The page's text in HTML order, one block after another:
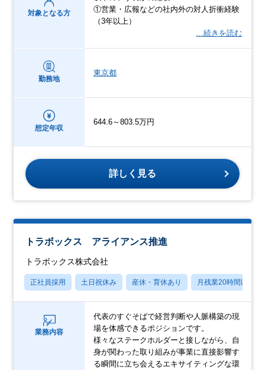
対象となる方
①営業・広報などの社内外の対人折衝経験
（3年以上）
…続きを読む
勤務地
東京都
想定年収
644.6～803.5万円
詳しく見る
トラボックス アライアンス推進
トラボックス株式会社
正社員採用 土日祝休み 産休・育休あり 月残業20時間以内
業務内容
代表のすぐそばで経営判断や人脈構築の現
場を体感できるポジションです。
様々なステークホルダーと接しながら、自
身が関わった取り組みが事業に直接影響す
る瞬間に立ち会えるエキサイティングな環